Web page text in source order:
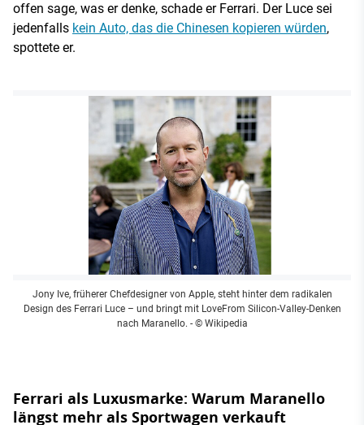
offen sage, was er denke, schade er Ferrari. Der Luce sei
jedenfalls kein Auto, das die Chinesen kopieren würden,
spottete er.
Jony Ive, früherer Chefdesigner von Apple, steht hinter dem radikalen
Design des Ferrari Luce – und bringt mit LoveFrom Silicon-Valley-Denken
nach Maranello. - © Wikipedia
Ferrari als Luxusmarke: Warum Maranello
längst mehr als Sportwagen verkauft